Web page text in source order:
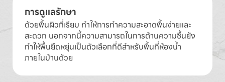
การดูแลรักษา
ด้วยพื้นผิวที่เรียบ ทำให้การทำความสะอาดพื้นง่ายและ
สะดวก นอกจากนี้ความสามารถในการต้านความชื้นยัง
ทำให้พื้นยืดหยุ่นเป็นตัวเลือกที่ดีสำหรับพื้นที่ห้องน้ำ
ภายในบ้านด้วย